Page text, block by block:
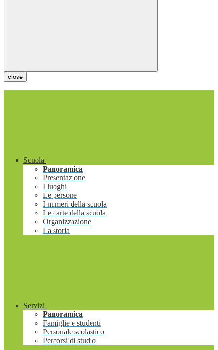
close
Scuola
Panoramica
Presentazione
I luoghi
Le persone
I numeri della scuola
Le carte della scuola
Organizzazione
La storia
Servizi
Panoramica
Famiglie e studenti
Personale scolastico
Percorsi di studio